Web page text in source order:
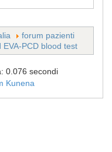
forum pazienti
PCD blood test
0.076 secondi
Kunena